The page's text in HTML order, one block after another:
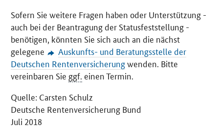
Sofern Sie weitere Fragen haben oder Unterstützung -
auch bei der Beantragung der Statusfeststellung -
benötigen, könnten Sie sich auch an die nächst
gelegene
Auskunfts- und Beratungsstelle der
Deutschen Rentenversicherungwenden. Bitte
vereinbaren Sie ggf. einen Termin.
Quelle: Carsten Schulz
Deutsche Rentenversicherung Bund
Juli 2018